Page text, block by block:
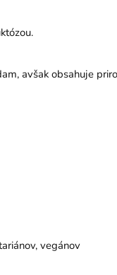
avšak obsahuje
vegánov